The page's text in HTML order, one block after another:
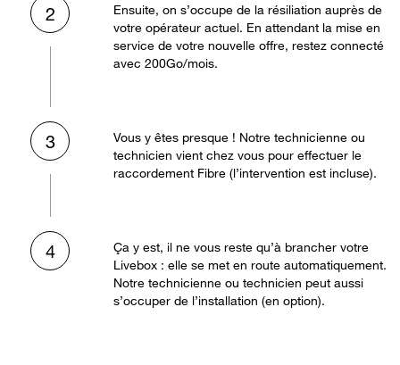
2
Ensuite, on s’occupe de la résiliation auprès de
votre opérateur actuel. En attendant la mise en
service de votre nouvelle offre, restez connecté
avec 200Go/mois.
3
Vous y êtes presque ! Notre technicienne ou
technicien vient chez vous pour effectuer le
raccordement Fibre (l’intervention est incluse).
4
Ça y est, il ne vous reste qu’à brancher votre
Livebox : elle se met en route automatiquement.
Notre technicienne ou technicien peut aussi
s’occuper de l’installation (en option).